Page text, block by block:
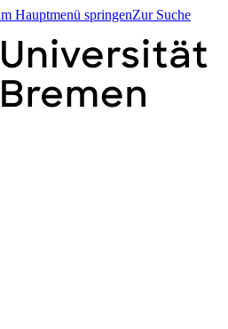
Hauptmenü springenZur Suche